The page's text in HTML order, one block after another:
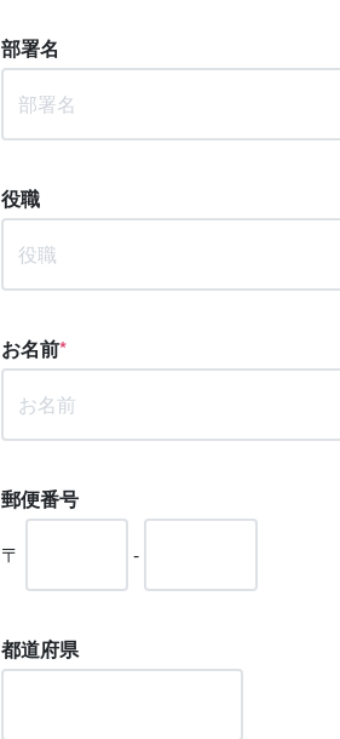
部署名
役職
お名前*
郵便番号
〒
-
都道府県